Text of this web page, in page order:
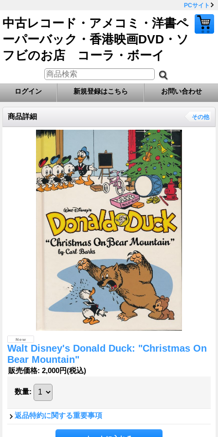
PCサイト
中古レコード・アメコミ・洋書ペ
ーパーバック・香港映画DVD・ソ
フビのお店 コーラ・ボーイ
ログイン 新規登録はこちら お問い合わせ
商品詳細 その他
Walt Disney's Donald Duck: "Christmas On
Bear Mountain"
販売価格: 2,000円(税込)
数量:
返品特約に関する重要事項